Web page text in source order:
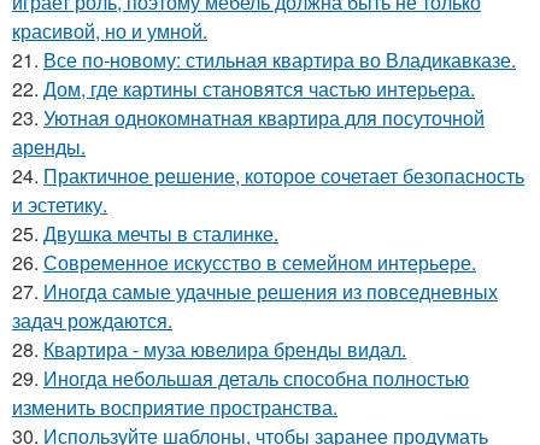
красивой, но и умной.
21. Все по-новому: стильная квартира во Владикавказе.
22. Дом, где картины становятся частью интерьера.
23. Уютная однокомнатная квартира для посуточной
аренды.
24. Практичное решение, которое сочетает безопасность
и эстетику.
25. Двушка мечты в сталинке.
26. Современное искусство в семейном интерьере.
27. Иногда самые удачные решения из повседневных
задач рождаются.
28. Квартира - муза ювелира бренды видал.
29. Иногда небольшая деталь способна полностью
изменить восприятие пространства.
30. Используйте шаблоны, чтобы заранее продумать